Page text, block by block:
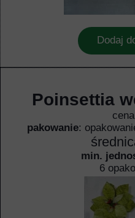
Dodaj
Poinsettia
pakowanie:
min.
6